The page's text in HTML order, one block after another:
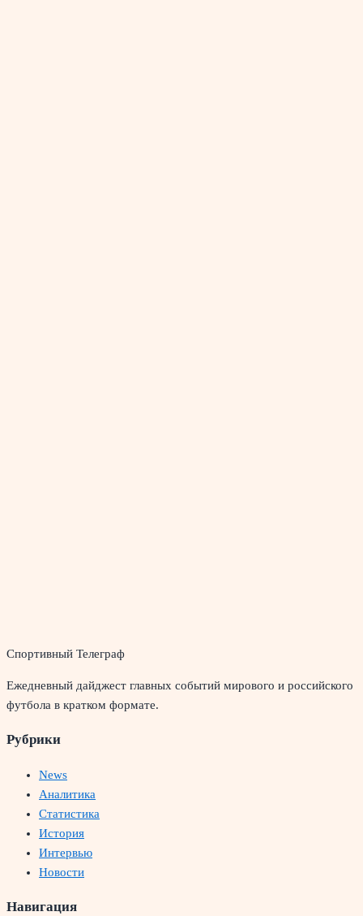
Спортивный Телеграф
Ежедневный дайджест главных событий мирового и российского
футбола в кратком формате.
Рубрики
News
Аналитика
Статистика
История
Интервью
Новости
Навигация